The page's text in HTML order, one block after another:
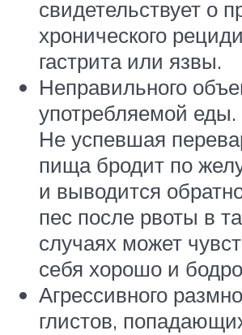
свидетельствует о
хронического
гастрита или язвы.
Неправильного
употребляемой еды.
Не успевшая
пища бродит по
и выводится
пес после рвоты в
случаях может
себя хорошо и
Агрессивного
глистов,